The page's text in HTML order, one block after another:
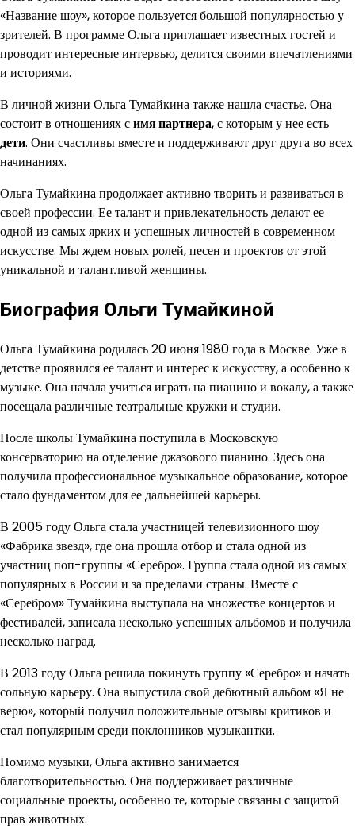
«Название шоу», которое пользуется большой популярностью у
зрителей. В программе Ольга приглашает известных гостей и
проводит интересные интервью, делится своими впечатлениями
и историями.
В личной жизни Ольга Тумайкина также нашла счастье. Она
состоит в отношениях симя партнера, с которым у нее есть
дети. Они счастливы вместе и поддерживают друг друга во всех
начинаниях.
Ольга Тумайкина продолжает активно творить и развиваться в
своей профессии. Ее талант и привлекательность делают ее
одной из самых ярких и успешных личностей в современном
искусстве. Мы ждем новых ролей, песен и проектов от этой
уникальной и талантливой женщины.
Биография Ольги Тумайкиной
Ольга Тумайкина родилась 20 июня 1980 года в Москве. Уже в
детстве проявился ее талант и интерес к искусству, а особенно к
музыке. Она начала учиться играть на пианино и вокалу, а также
посещала различные театральные кружки и студии.
После школы Тумайкина поступила в Московскую
консерваторию на отделение джазового пианино. Здесь она
получила профессиональное музыкальное образование, которое
стало фундаментом для ее дальнейшей карьеры.
В 2005 году Ольга стала участницей телевизионного шоу
«Фабрика звезд», где она прошла отбор и стала одной из
участниц поп-группы «Серебро». Группа стала одной из самых
популярных в России и за пределами страны. Вместе с
«Серебром» Тумайкина выступала на множестве концертов и
фестивалей, записала несколько успешных альбомов и получила
несколько наград.
В 2013 году Ольга решила покинуть группу «Серебро» и начать
сольную карьеру. Она выпустила свой дебютный альбом «Я не
верю», который получил положительные отзывы критиков и
стал популярным среди поклонников музыкантки.
Помимо музыки, Ольга активно занимается
благотворительностью. Она поддерживает различные
социальные проекты, особенно те, которые связаны с защитой
прав животных.